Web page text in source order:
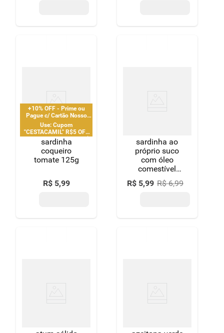
+10% OFF - Prime ou
Pague c/ Cartão Nosso
Pay
Use: Cupom
"CESTACAMIL" R$5 OFF
em compras acima de R$
25 | limitado a 2 pedido
por CPF
sardinha
coqueiro
tomate 125g
R$ 5,99
sardinha ao
próprio suco
com óleo
comestível
gomes da
costa lata
R$ 5,99 R$ 6,99